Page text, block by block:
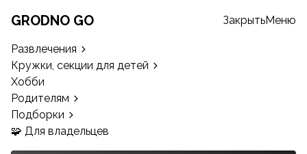
GRODNO GO
Развлечения
Кружки, секции для детей
Хобби
Родителям
Подборки
🧩 Для владельцев
ЗакрытьМеню